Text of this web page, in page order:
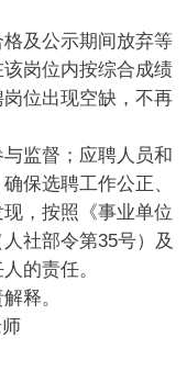
格及公示期间放弃等
岗位内按综合成绩
位出现空缺，不再
与监督；应聘人员和
保选聘工作公正、
，按照《事业单位
社部令第35号）及
的责任。
释。